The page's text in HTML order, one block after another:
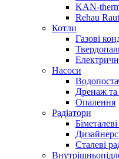
KAN-
Rehau
Котли
Газові
Насоси
Дренаж та
Опалення
Радіатори
Сталеві